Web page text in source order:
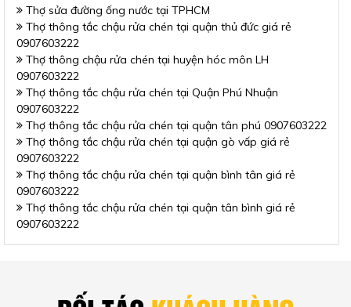
Thợ sửa đường ống nước tại TPHCM
Thợ thông tắc chậu rửa chén tại quận thủ đức giá rẻ
0907603222
Thợ thông chậu rửa chén tại huyện hóc môn LH
0907603222
Thợ thông tắc chậu rửa chén tại Quận Phú Nhuận
0907603222
Thợ thông tắc chậu rửa chén tại quận tân phú 0907603222
Thợ thông tắc chậu rửa chén tại quận gò vấp giá rẻ
0907603222
Thợ thông tắc chậu rửa chén tại quận bình tân giá rẻ
0907603222
Thợ thông tắc chậu rửa chén tại quận tân bình giá rẻ
0907603222